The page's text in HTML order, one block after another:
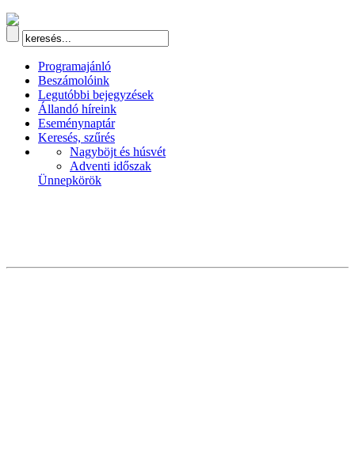
Programajánló
Beszámolóink
Legutóbbi bejegyzések
Állandó híreink
Eseménynaptár
Keresés, szűrés
Nagyböjt és húsvét
Adventi időszak
Ünnepkörök